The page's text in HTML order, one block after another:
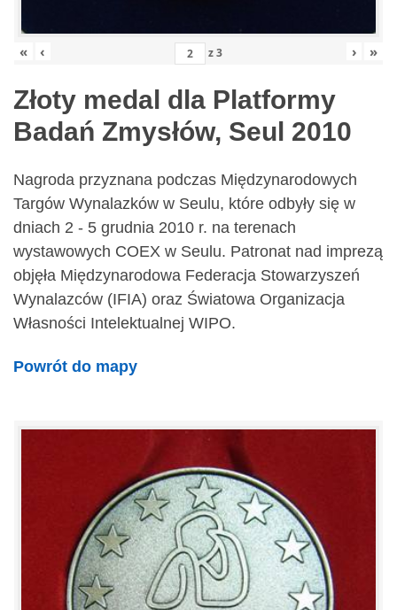
« ‹ z3 › »
Złoty medal dla Platformy
Badań Zmysłów, Seul 2010
Nagroda przyznana podczas Międzynarodowych
Targów Wynalazków w Seulu, które odbyły się w
dniach 2 - 5 grudnia 2010 r. na terenach
wystawowych COEX w Seulu. Patronat nad imprezą
objęła Międzynarodowa Federacja Stowarzyszeń
Wynalazców (IFIA) oraz Światowa Organizacja
Własności Intelektualnej WIPO.
Powrót do mapy